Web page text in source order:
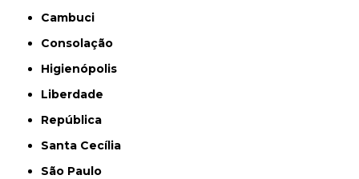
Cambuci
Consolação
Higienópolis
Liberdade
República
Santa Cecília
São Paulo